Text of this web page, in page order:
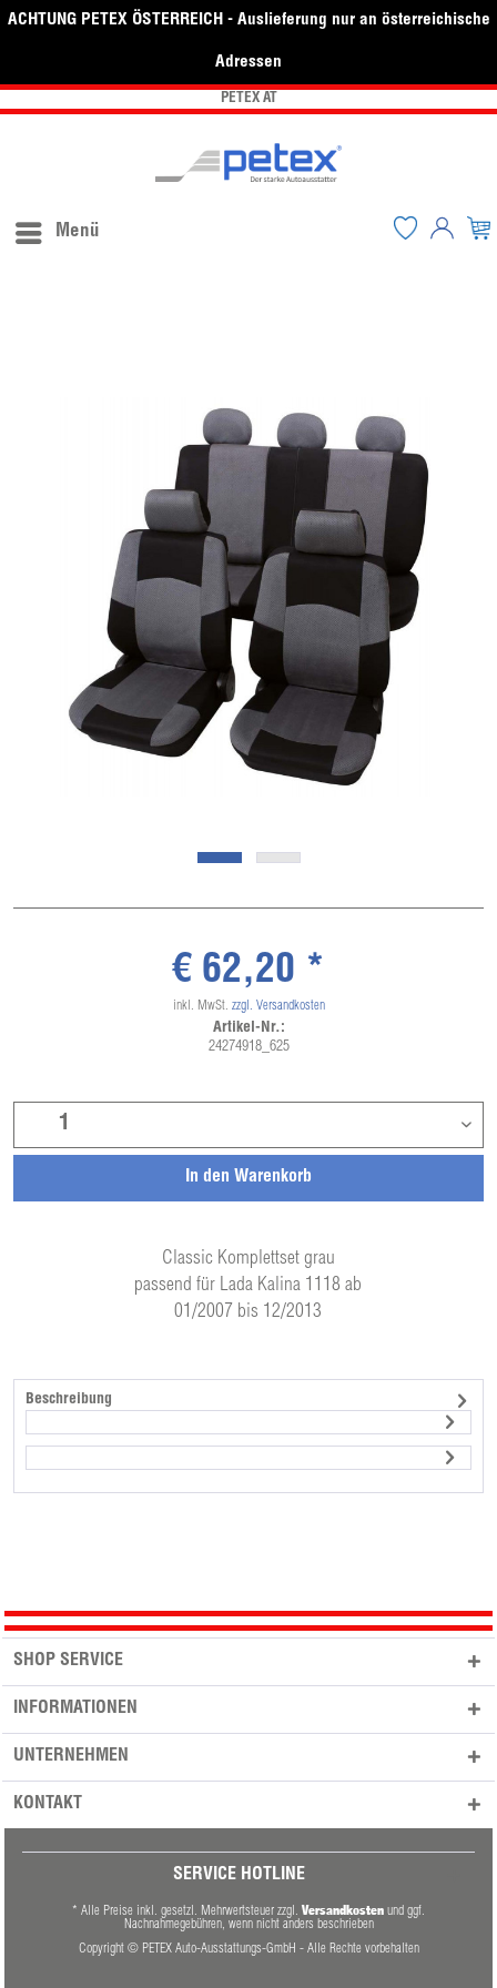
ACHTUNG PETEX ÖSTERREICH - Auslieferung nur an österreichische
Adressen
PETEX AT
Menü
Classic Komplettset grau
passend für Lada Kalina 1118 ab
01/2007 bis 12/2013
In den Warenkorb
€ 62,20 *
inkl. MwSt. zzgl. Versandkosten
Artikel-Nr.:
24274918_625
Beschreibung
SHOP SERVICE
INFORMATIONEN
UNTERNEHMEN
KONTAKT
SERVICE HOTLINE
* Alle Preise inkl. gesetzl. Mehrwertsteuer zzgl. Versandkosten und ggf.
Nachnahmegebühren, wenn nicht anders beschrieben
Copyright © PETEX Auto-Ausstattungs-GmbH - Alle Rechte vorbehalten